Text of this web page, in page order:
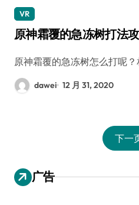
VR
原神霜覆的急冻树打法
原神霜覆的急冻树怎么打呢
dawei 12 月 31, 2020
下一
广告